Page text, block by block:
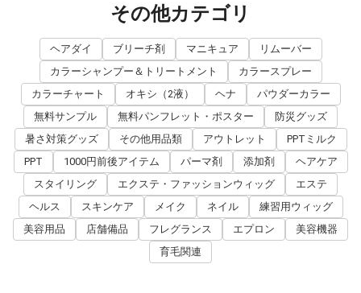
その他カテゴリ
ヘアダイ ブリーチ剤 マニキュア
リムーバー
カラーシャンプー＆トリートメント
カラースプレー
カラーチャート
オキシ（2液） ヘナ
パウダーカラー
無料サンプル
無料パンフレット・ポスター
防災グッズ
暑さ対策グッズ
その他用品類 アウトレット
PPTミルク
PPT
1000円前後アイテム パーマ剤 添加剤
ヘアケア
スタイリング
エクステ・ファッションウィッグ
エステ
ヘルス
スキンケア メイク ネイル
練習用ウィッグ
美容用品
店舗備品 フレグランス エプロン
美容機器
育毛関連